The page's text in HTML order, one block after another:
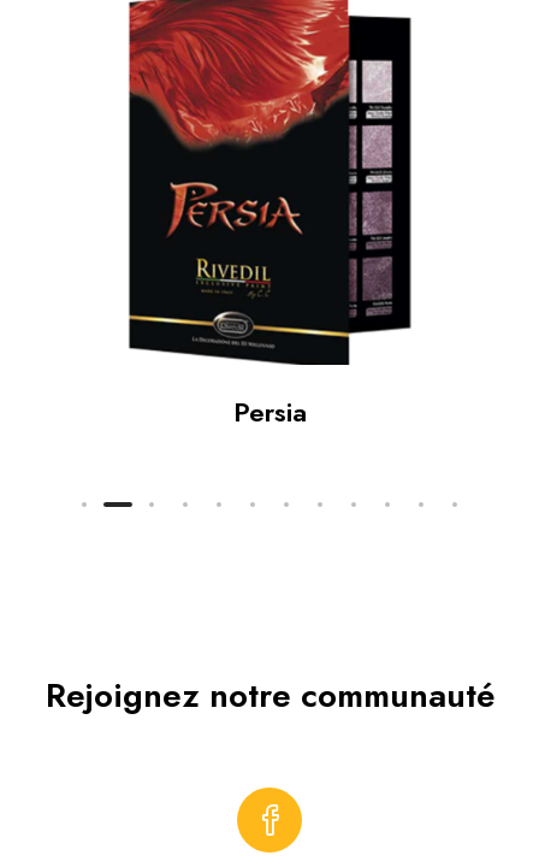
Persia
Rejoignez notre communauté